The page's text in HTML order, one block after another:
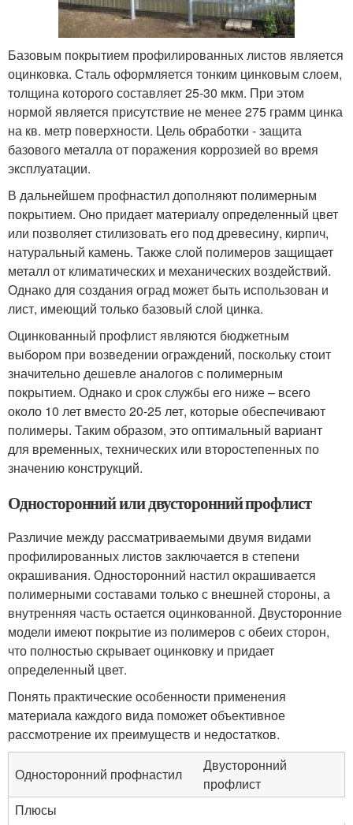
Базовым покрытием профилированных листов является
оцинковка. Сталь оформляется тонким цинковым слоем,
толщина которого составляет 25-30 мкм. При этом
нормой является присутствие не менее 275 грамм цинка
на кв. метр поверхности. Цель обработки - защита
базового металла от поражения коррозией во время
эксплуатации.
В дальнейшем профнастил дополняют полимерным
покрытием. Оно придает материалу определенный цвет
или позволяет стилизовать его под древесину, кирпич,
натуральный камень. Также слой полимеров защищает
металл от климатических и механических воздействий.
Однако для создания оград может быть использован и
лист, имеющий только базовый слой цинка.
Оцинкованный профлист являются бюджетным
выбором при возведении ограждений, поскольку стоит
значительно дешевле аналогов с полимерным
покрытием. Однако и срок службы его ниже – всего
около 10 лет вместо 20-25 лет, которые обеспечивают
полимеры. Таким образом, это оптимальный вариант
для временных, технических или второстепенных по
значению конструкций.
Односторонний или двусторонний профлист
Различие между рассматриваемыми двумя видами
профилированных листов заключается в степени
окрашивания. Односторонний настил окрашивается
полимерными составами только с внешней стороны, а
внутренняя часть остается оцинкованной. Двусторонние
модели имеют покрытие из полимеров с обеих сторон,
что полностью скрывает оцинковку и придает
определенный цвет.
Понять практические особенности применения
материала каждого вида поможет объективное
рассмотрение их преимуществ и недостатков.
Односторонний профнастил
Двусторонний
профлист
Плюсы